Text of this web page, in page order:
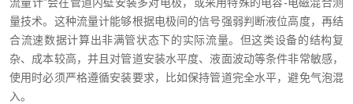
量技术。这种流量计能够根据电极间的信号强弱判断液位高度，再结
合流速数据计算出非满管状态下的实际流量。但这类设备的结构复
杂、成本较高，并且对管道安装水平度、液面波动等条件非常敏感，
使用时必须严格遵循安装要求，比如保持管道完全水平，避免气泡混
入。